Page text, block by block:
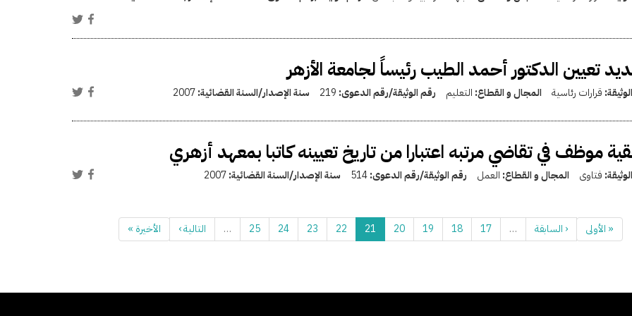
تعيين الدكتور أحمد الطيب رئيساً لجامعة الأزهر
قرارات رئاسية المجال و القطاع: التعليم رقم الوثيقة/رقم الدعوى: 219 سنة الإصدار/السنة القضائية:2007
موظف في تقاضي مرتبه اعتبارا من تاريخ تعيينه كاتبا بمعهد أزهري
فتاوى المجال و القطاع: العمل رقم الوثيقة/رقم الدعوى:514 سنة الإصدار/السنة القضائية:2007
« الأولى ‹ السابقة …
17
18
19
20
21
22
23
24
25
… التالية › الأخيرة »